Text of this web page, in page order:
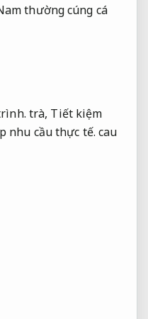
thường cúng cá
trà, Tiết kiệm
nhu cầu thực tế. cau